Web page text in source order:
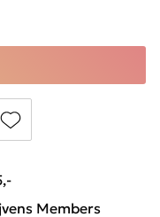
Members